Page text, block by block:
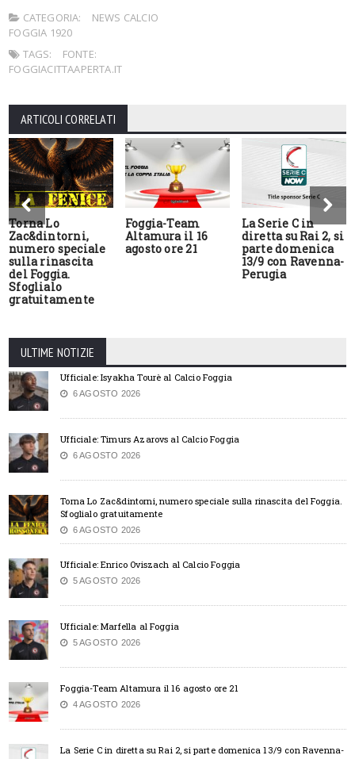
CATEGORIA:
NEWS CALCIO
FOGGIA 1920
TAGS:
FONTE:
FOGGIACITTAAPERTA.IT
ARTICOLI CORRELATI
Torna Lo
Zac&dintorni,
numero speciale
sulla rinascita
del Foggia.
Sfoglialo
gratuitamente
Foggia-Team
Altamura il 16
agosto ore 21
La Serie C in
diretta su Rai 2, si
parte domenica
13/9 con Ravenna-
Perugia
ULTIME NOTIZIE
Ufficiale: Isyakha Tourè al Calcio Foggia
6 AGOSTO 2026
Ufficiale: Timurs Azarovs al Calcio Foggia
6 AGOSTO 2026
Torna Lo Zac&dintorni, numero speciale sulla rinascita del Foggia.
Sfoglialo gratuitamente
6 AGOSTO 2026
Ufficiale: Enrico Oviszach al Calcio Foggia
5 AGOSTO 2026
Ufficiale: Marfella al Foggia
5 AGOSTO 2026
Foggia-Team Altamura il 16 agosto ore 21
4 AGOSTO 2026
La Serie C in diretta su Rai 2, si parte domenica 13/9 con Ravenna-